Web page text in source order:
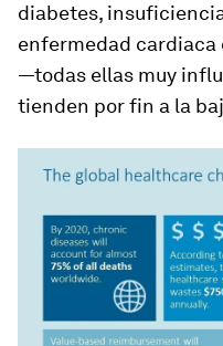
diabetes,
enfermedad cardiaca
—todas ellas muy
tienden por fin a la